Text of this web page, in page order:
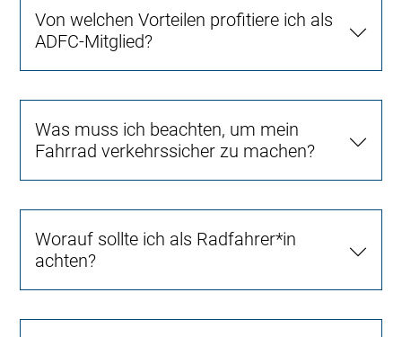
Von welchen Vorteilen profitiere ich als
ADFC-Mitglied?
Was muss ich beachten, um mein
Fahrrad verkehrssicher zu machen?
Worauf sollte ich als Radfahrer*in
achten?